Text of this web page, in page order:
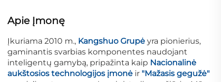
Apie Įmonę
Įkuriama 2010 m., Kangshuo Grupė yra pionierius,
gaminantis svarbias komponentes naudojant
inteligentų gamybą, pripažinta kaip Nacionalinė
aukštosios technologijos įmonė ir "Mažasis gegužė"